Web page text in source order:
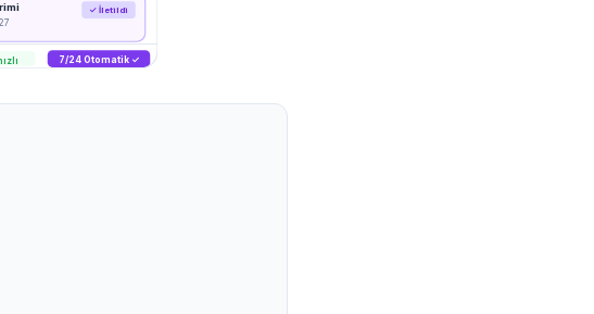
✓ İletildi
7/24 Otomatik ✓